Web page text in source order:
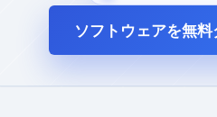
ソフトウェアを無